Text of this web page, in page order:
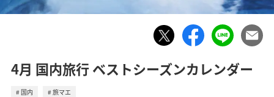
4月 国内旅行 ベストシーズンカレンダー
国内
旅マエ